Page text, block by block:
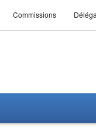
Commissions